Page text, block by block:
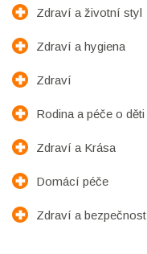
Zdraví a životní styl
Zdraví a hygiena
Zdraví
Rodina a péče o děti
Zdraví a Krása
Domácí péče
Zdraví a bezpečnost